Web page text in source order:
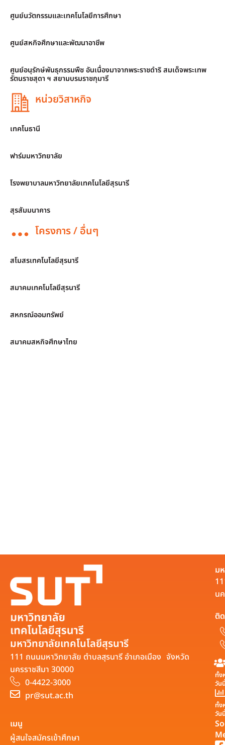
ศูนย์นวัตกรรมและเทคโนโลยีการศึกษา
ศูนย์สหกิจศึกษาและพัฒนาอาชีพ
ศูนย์อนุรักษ์พันธุกรรมพืช อันเนื่องมาจากพระราชดำริ สมเด็จพระเทพ
รัตนราชสุดา ฯ สยามบรมราชกุมารี
หน่วยวิสาหกิจ
เทคโนธานี
ฟาร์มมหาวิทยาลัย
โรงพยาบาลมหาวิทยาลัยเทคโนโลยีสุรนารี
สุรสัมมนาคาร
โครงการ / อื่นๆ
สโมสรเทคโนโลยีสุรนารี
สมาคมเทคโนโลยีสุรนารี
สหกรณ์ออมทรัพย์
สมาคมสหกิจศึกษาไทย
มหาวิทยาลัยเทคโนโลยีสุรนารี
111 ถนนมหาวิทยาลัย ตำบลสุรนารี อำเภอเมือง จังหวัด
นครราชสีมา 30000
0-4422-3000
pr@sut.ac.th
ม
น
ติ
ทั้ง
วัน
ทั้ง
วัน
เมนู
ผู้สนใจสมัครเข้าศึกษา